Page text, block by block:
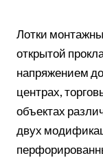
Лотки
открытой
напряжением
центрах,
объектах
двух